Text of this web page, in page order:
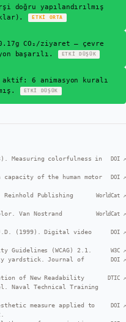
doğru yapılandırılmış
ETKI ORTA
CO₂/ziyaret — çevre
başarılı.
ETKI DÜŞÜK
aktif: 6 animasyon kuralı
ETKI DÜŞÜK
Measuring colorfulness in
DOI ↗
of the human motor
DOI ↗
Publishing
WorldCat ↗
Van Nostrand
WorldCat ↗
(1999). Digital video
DOI ↗
Guidelines (WCAG) 2.1.
W3C ↗
yardstick. Journal of
DOI ↗
of New Readability
Naval Technical Training
DTIC ↗
measure applied to
DOI ↗